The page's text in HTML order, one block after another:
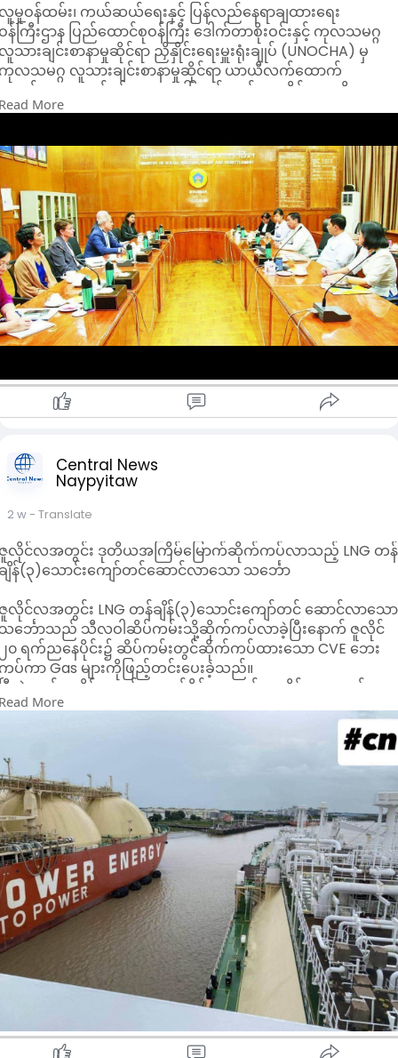
မှုဝန်ထမ်း၊ ကယ်ဆယ်ရေးနှင့် ပြန်လည်နေရာချထားရေး
န်ကြီးဌာန ပြည်ထောင်စုဝန်ကြီး ဒေါက်တာစိုးဝင်းနှင့် ကုလသမဂ္ဂ
သားချင်းစာနာမှုဆိုင်ရာ ညှိနှိုင်းရေးမှူးရုံးချုပ် (UNOCHA) မှ
လသမဂ္ဂ လူသားချင်းစာနာမှုဆိုင်ရာ ယာယီလက်ထောက်
တွင်းရေးမှူးချုပ်နှင့် အရေးပေါ်ကယ်ဆယ်ရေးဆိုင်ရာ ဒုတိယ
နှိုင်းရေးမှူး H.E. Mr. Indrika Ratwatte ဦးဆောင်သည့်
ာနာမှုကဏ္ဍ ပူးပေါင်းဆောင်ရွက်ရေး မြှင့်တင်ရန် ဆွေးနွေးမှုများ
ြုလုပ်ခဲ့ကြောင်း သိရသည်။
ဆိုပါအဖွဲ့ကို ဇူလိုင် ၂၀ ရက် မွန်းလွဲပိုင်းတွင် ဝန်ကြီးဌာန
စည်းအဝေးခန်းမ၌ လက်ခံတွေ့ဆုံစဥ် ဆွေးနွေးခဲ့ခြင်းဖြစ်သည်။
ေ့ဆုံဆွေးနွေးမှုတွင် သဘာဝဘေးအန္တရာယ် စီမံခန့်ခွဲမှုဆိုင်ရာ
ပ်ငန်းများ၊ မန္တလေးငလျင်ဘေး ဖြစ်ပွားစဉ်အတွင်း ဝန်ကြီးဌာနနှင့်
တို့၏ ပူးပေါင်းဆောင်ရွက်ခဲ့မှုများ၊ လူသားချင်းစာနာမှု
ကူအညီများ ထိရောက်စွာပေးအပ်နိုင်ရေး၊ နေရပ်စွန့်ခွာသူများအာ
ြန်လည်လက်ခံရေး ဆောင်ရွက်နေမှုများကို အဓိကထား ဆွေးနွေးခဲ့
ြသည်။
ပြင် AHA Centre နှင့် ဝန်ကြီးဌာနအကြား ပူးပေါင်းဆောင်ရွက်န
ောင်ရွက်နိုင်ရေး၊ ဘေးအန္တရာယ်ဆိုင်ရာ စီမံခန့်ခွဲမှုဦးစီးဌာနနှင့်
တို့အကြား လက်မှတ်ရေးထိုးထားသည့် သဘောတူညီမှု
ာလွှာ (Letter of Agreement – LoA) ပါ လုပ်ငန်းစဉ်များကို
င့်လင်းစွာ အမြင်ချင်းဖလှယ်ဆွေးနွေးခဲ့ကြကြောင်း သိရသည်။
ြန်မာနိုင်ငံသည် ငလျင်၊ မုန်တိုင်း၊ ရေကြီးရေလျှံမှု၊ မြေပြိုမှု၊ မိုးခေါင်
ေရသည့် နိုင်ငံတစ်နိုင်ငံဖြစ်သည်။
ထူးသဖြင့် ၂၀၀၈ ခုနှစ်တွင် နာဂစ်ဆိုင်ကလုန်းမုန်တိုင်း၊ ၂၀၂၃ ခု
စ် မိုခါဆိုင်ကလုန်းမုန်တိုင်းနှင့် ၂၀၂၅ ခုနှစ်တွင် ဖြစ်ပွားခဲ့သည့်
န္တလေးငလျင်တို့သည် လူအသေအပျောက်၊ အိုးအိမ်ပျက်စီးမှုနှင့်
ခြေခံအဆောက်အအုံ ထိခိုက်ပျက်စီးမှုများ ဖြစ်ပေါ်စေခဲ့သည့်
ြီးမားသော သဘာဝဘေးအန္တရာယ်များ ဖြစ်ကြောင်း သိရသည်။
More
Central News
Naypyitaw
2 w- Translate
လိုင်လအတွင်း ဒုတိယအကြိမ်မြောက်ဆိုက်ကပ်လာသည့် LNG တန်
ျိန်(၃)သောင်းကျော်တင်ဆောင်လာသော သင်္ဘော
လိုင်လအတွင်း LNG တန်ချိန်(၃)သောင်းကျော်တင် ဆောင်လာသော
င်္ဘောသည် သီလဝါဆိပ်ကမ်းသို့ဆိုက်ကပ်လာခဲ့ပြီးနောက် ဇူလိုင်
၀ ရက်ညနေပိုင်း၌ ဆိပ်ကမ်းတွင်ဆိုက်ကပ်ထားသော CVE ဘေး
ပ်ကာ Gas များကိုဖြည့်တင်းပေးခဲ့သည်။
ြီးခဲ့သည့် ဇူလိုင် ၁ ရက်နေ့လည်ပိုင်းကလည်း ဇူလိုင်လအတွက်
ထမအကြိမ်အဖြစ် LNG တန်ချိန်(၃) သောင်းကျော်တင်ဆောင်လာ
ောသင်္ဘောသည် သီ လဝါဆိပ်ကမ်းတွင်ဆိုက်ကပ်ထားသော CVE
ေးကပ်ပီး၍ Gas များကိုဖြည့်တင်းပေးခဲ့သည်။
လိုင် ၂၀ ရက်က CVE ဘေးကပ်ပီး၍ Gas များကိုဖြည့်တင်းပေးခဲ့
ော LNG တန်ချိန်(၃)သောင်းကျော်တင် ဆောင်လာသောသင်္ဘော
ည် သဘာဝဓာတ်ငွေ့ဖြင့်လျှပ်စစ်မီးစတင်ဖြန့်ဝေပေးချိန်မှစ၍
များဖြည့်တင်းပေးခဲ့သည်မှာ (၉)ကြိမ်မြောက်ရှိပြီဖြစ်သည်။
More